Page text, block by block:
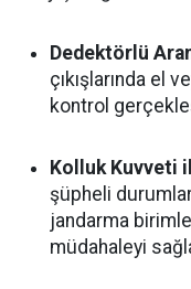
Dedektörlü
çıkışlarında el
kontrol
Kolluk Kuvveti
şüpheli
jandarma
müdahaleyi